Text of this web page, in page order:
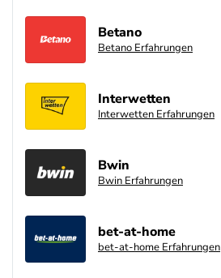
Betano
Betano Erfahrungen
Interwetten
Interwetten Erfahrungen
Bwin
Bwin Erfahrungen
bet-at-home
bet-at-home Erfahrungen